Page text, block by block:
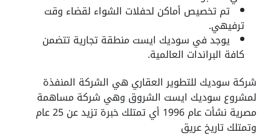
تم تخصيص أماكن لحفلات الشواء لقضاء وقت
ترفيهي.
يوجد في سوديك ايست منطقة تجارية تتضمن
كافة البراندات العالمية.
شركة سوديك للتطوير العقاري هي الشركة المنفذة
لمشروع سوديك ايست الشروق وهي شركة مساهمة
مصرية نشأت عام 1996 أي تمتلك خبرة تزيد عن 25 عام
وتمتلك تاريخ عريق